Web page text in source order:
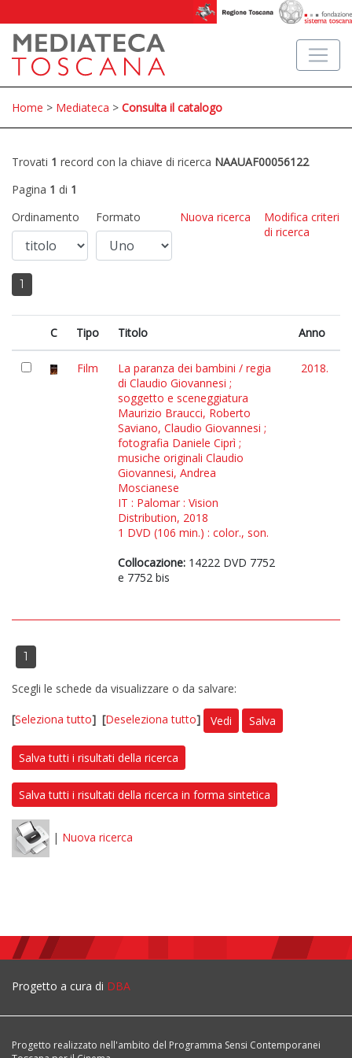
Home > Mediateca > Consulta il catalogo
Trovati 1 record con la chiave di ricerca NAAUAF00056122
Pagina 1 di 1
Ordinamento
Formato Nuova ricerca
Modifica criteri
di ricerca
1
C Tipo Titolo Anno
Film
La paranza dei bambini / regia
di Claudio Giovannesi ;
soggetto e sceneggiatura
Maurizio Braucci, Roberto
Saviano, Claudio Giovannesi ;
fotografia Daniele Ciprì ;
musiche originali Claudio
Giovannesi, Andrea
Moscianese
IT : Palomar : Vision
Distribution, 2018
1 DVD (106 min.) : color., son.
Collocazione: 14222 DVD 7752
e 7752 bis
2018.
1
Scegli le schede da visualizzare o da salvare:
[Seleziona tutto] [Deseleziona tutto] Vedi Salva
Salva tutti i risultati della ricerca
Salva tutti i risultati della ricerca in forma sintetica
| Nuova ricerca
Progetto a cura di DBA
Progetto realizzato nell'ambito del Programma Sensi Contemporanei